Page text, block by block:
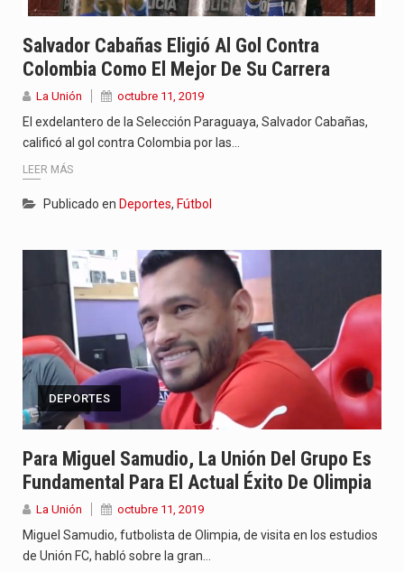
Salvador Cabañas Eligió Al Gol Contra
Colombia Como El Mejor De Su Carrera
La Unión octubre 11, 2019
El exdelantero de la Selección Paraguaya, Salvador Cabañas,
calificó al gol contra Colombia por las…
LEER MÁS
Publicado en Deportes, Fútbol
DEPORTES
Para Miguel Samudio, La Unión Del Grupo Es
Fundamental Para El Actual Éxito De Olimpia
La Unión octubre 11, 2019
Miguel Samudio, futbolista de Olimpia, de visita en los estudios
de Unión FC, habló sobre la gran…